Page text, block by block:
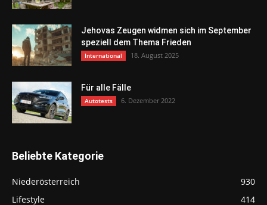
Jehovas Zeugen widmen sich im September
speziell dem Thema Frieden
International 18. August 2025
Für alle Fälle
Autotests 6. Dezember 2022
Beliebte Kategorie
Niederösterreich
930
Lifestyle
414